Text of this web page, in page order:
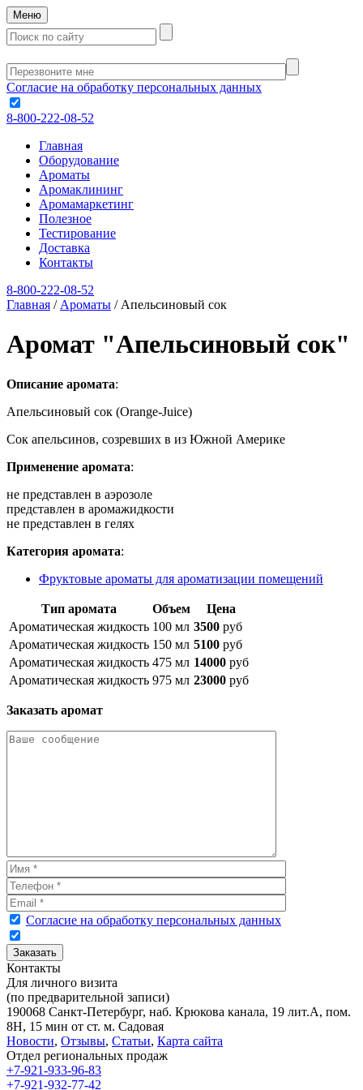
Меню
Согласие на обработку персональных данных
8-800-222-08-52
Главная
Оборудование
Ароматы
Аромаклининг
Аромамаркетинг
Полезное
Тестирование
Доставка
Контакты
8-800-222-08-52
Главная / Ароматы / Апельсиновый сок
Аромат "Апельсиновый сок"
Описание аромата:
Апельсиновый сок (Orange-Juice)
Сок апельсинов, созревших в из Южной Америке
Применение аромата:
не представлен в аэрозоле
представлен в аромажидкости
не представлен в гелях
Категория аромата:
Фруктовые ароматы для ароматизации помещений
Тип аромата Объем
Цена
Ароматическая жидкость 100 мл 3500 руб
Ароматическая жидкость 150 мл 5100 руб
Ароматическая жидкость 475 мл 14000 руб
Ароматическая жидкость 975 мл 23000 руб
Заказать аромат
Согласие на обработку персональных данных
Контакты
Для личного визита
(по предварительной записи)
190068 Санкт-Петербург, наб. Крюкова канала, 19 лит.А, пом.
8Н, 15 мин от ст. м. Садовая
Новости, Отзывы, Статьи, Карта сайта
Отдел региональных продаж
+7-921-933-96-83
+7-921-932-77-42